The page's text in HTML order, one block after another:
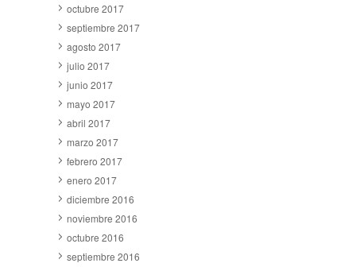
octubre 2017
septiembre 2017
agosto 2017
julio 2017
junio 2017
mayo 2017
abril 2017
marzo 2017
febrero 2017
enero 2017
diciembre 2016
noviembre 2016
octubre 2016
septiembre 2016